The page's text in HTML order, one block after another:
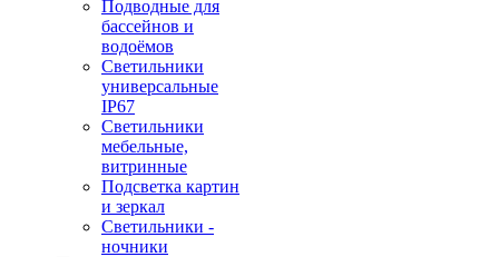
Подводные для
бассейнов и
водоёмов
Светильники
универсальные
IP67
Светильники
мебельные,
витринные
Подсветка картин
и зеркал
Светильники -
ночники